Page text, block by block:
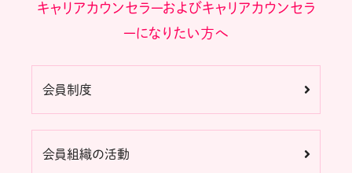
キャリアカウンセラーおよびキャリアカウンセラ
ーになりたい方へ
会員制度
会員組織の活動